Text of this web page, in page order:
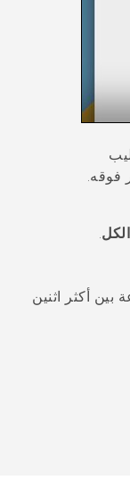
فوقه.
.
بين أكثر اثنين